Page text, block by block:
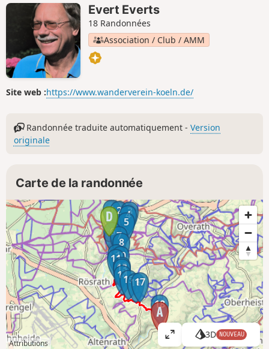
Evert Everts
18 Randonnées
Association / Club / AMM
Site web :https://www.wanderverein-koeln.de/
Randonnée traduite automatiquement -Version
originale
Carte de la randonnée
12 3
4
5
678
910
11
12
13
14151617
18
Attributions
A
3D NOUVEAU